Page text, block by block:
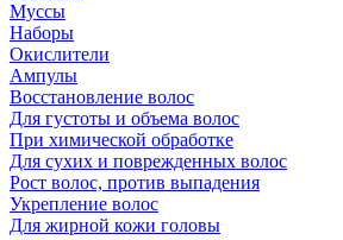
Муссы
Наборы
Окислители
Ампулы
Восстановление волос
Для густоты и объема волос
При химической обработке
Для сухих и поврежденных волос
Рост волос, против выпадения
Укрепление волос
Для жирной кожи головы